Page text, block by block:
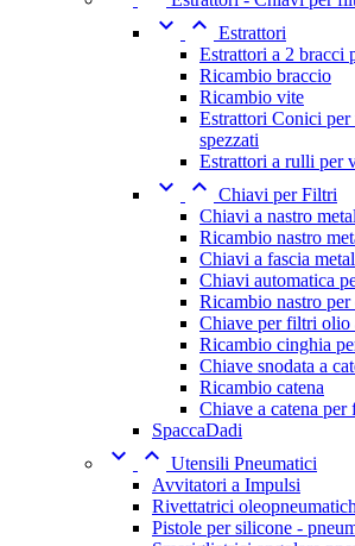
  Estrattori
Estrattori a 2 bracci
Ricambio braccio
Ricambio vite
Estrattori Conici
spezzati
Estrattori a rulli per
  Chiavi per Filtri
Chiavi a nastro
Ricambio nastro
Chiavi a fascia
Chiavi automatica
Ricambio nastro
Chiave per filtri olio
Ricambio cinghia
Chiave snodata a
Ricambio catena
Chiave a catena
SpaccaDadi
  Utensili Pneumatici
Avvitatori a Impulsi
Rivettatrici
Pistole per silicone -